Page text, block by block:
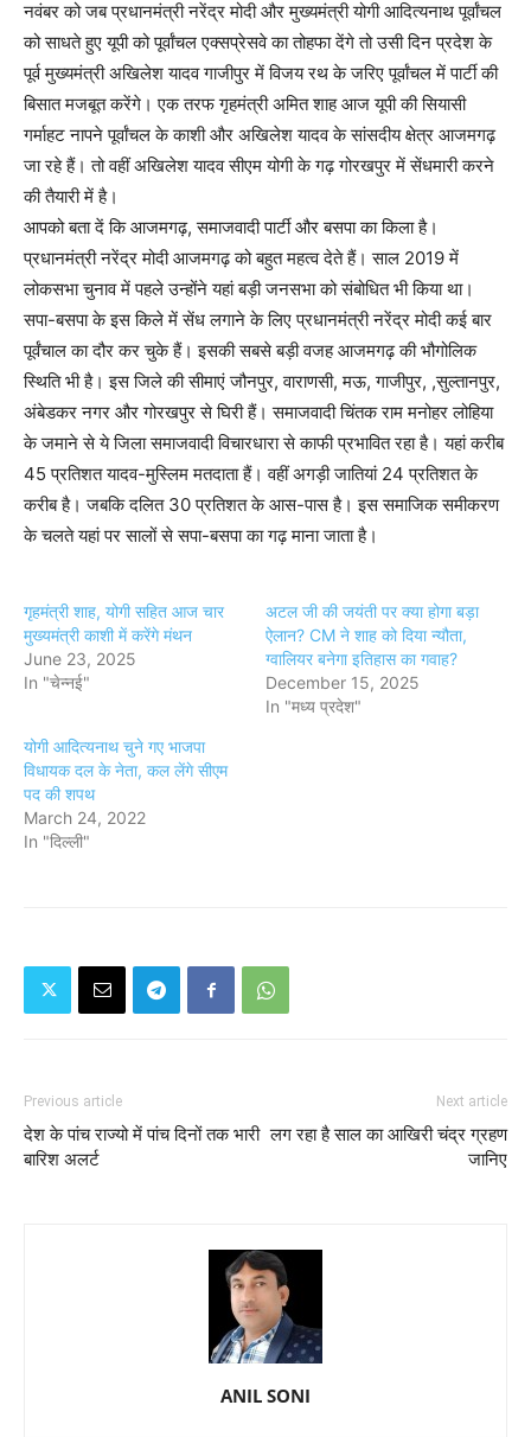
नवंबर को जब प्रधानमंत्री नरेंद्र मोदी और मुख्यमंत्री योगी आदित्यनाथ पूर्वांचल
को साधते हुए यूपी को पूर्वांचल एक्सप्रेसवे का तोहफा देंगे तो उसी दिन प्रदेश के
पूर्व मुख्यमंत्री अखिलेश यादव गाजीपुर में विजय रथ के जरिए पूर्वांचल में पार्टी की
बिसात मजबूत करेंगे। एक तरफ गृहमंत्री अमित शाह आज यूपी की सियासी
गर्माहट नापने पूर्वांचल के काशी और अखिलेश यादव के सांसदीय क्षेत्र आजमगढ़
जा रहे हैं। तो वहीं अखिलेश यादव सीएम योगी के गढ़ गोरखपुर में सेंधमारी करने
की तैयारी में है।
आपको बता दें कि आजमगढ़, समाजवादी पार्टी और बसपा का किला है।
प्रधानमंत्री नरेंद्र मोदी आजमगढ़ को बहुत महत्व देते हैं। साल 2019 में
लोकसभा चुनाव में पहले उन्होंने यहां बड़ी जनसभा को संबोधित भी किया था।
सपा-बसपा के इस किले में सेंध लगाने के लिए प्रधानमंत्री नरेंद्र मोदी कई बार
पूर्वंचाल का दौर कर चुके हैं। इसकी सबसे बड़ी वजह आजमगढ़ की भौगोलिक
स्थिति भी है। इस जिले की सीमाएं जौनपुर, वाराणसी, मऊ, गाजीपुर, ,सुल्तानपुर,
अंबेडकर नगर और गोरखपुर से घिरी हैं। समाजवादी चिंतक राम मनोहर लोहिया
के जमाने से ये जिला समाजवादी विचारधारा से काफी प्रभावित रहा है। यहां करीब
45 प्रतिशत यादव-मुस्लिम मतदाता हैं। वहीं अगड़ी जातियां 24 प्रतिशत के
करीब है। जबकि दलित 30 प्रतिशत के आस-पास है। इस समाजिक समीकरण
के चलते यहां पर सालों से सपा-बसपा का गढ़ माना जाता है।
गृहमंत्री शाह, योगी सहित आज चार
मुख्यमंत्री काशी में करेंगे मंथन
June 23, 2025
In "चेन्नई"
अटल जी की जयंती पर क्या होगा बड़ा
ऐलान? CM ने शाह को दिया न्यौता,
ग्वालियर बनेगा इतिहास का गवाह?
December 15, 2025
In "मध्य प्रदेश"
योगी आदित्यनाथ चुने गए भाजपा
विधायक दल के नेता, कल लेंगे सीएम
पद की शपथ
March 24, 2022
In "दिल्ली"
Previous article
देश के पांच राज्यो में पांच दिनों तक भारी
बारिश अलर्ट
Next article
लग रहा है साल का आखिरी चंद्र ग्रहण
जानिए
ANIL SONI